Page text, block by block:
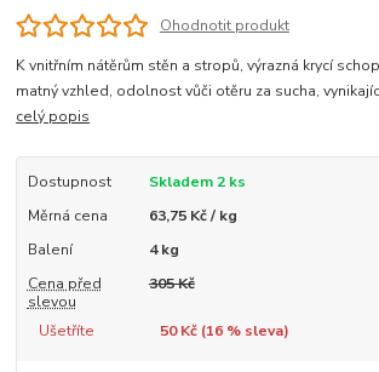
Ohodnotit produkt
K vnitřním nátěrům stěn a stropů, výrazná krycí
matný vzhled, odolnost vůči otěru za sucha,
celý popis
Dostupnost
Skladem 2 ks
Měrná cena
63,75 Kč / kg
Balení
4 kg
Cena před
slevou
305 Kč
Ušetříte 50 Kč (16% sleva)